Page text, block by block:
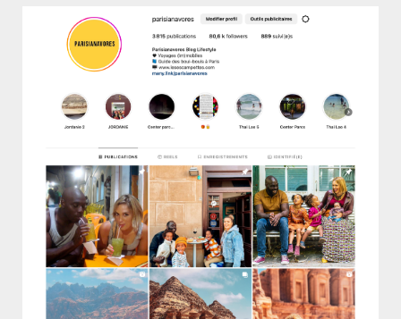
LIRE L'ARTICLE
RELATED